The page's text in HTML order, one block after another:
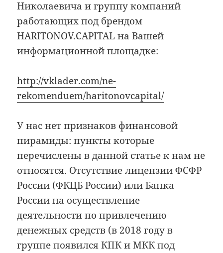
Николаевича и группу компаний
работающих под брендом
HARITONOV.CAPITAL на Вашей
информационной площадке:
http://vklader.com/ne-
rekomenduem/haritonovcapital/
У нас нет признаков финансовой
пирамиды: пункты которые
перечислены в данной статье к нам не
относятся. Отсутствие лицензии ФСФР
России (ФКЦБ России) или Банка
России на осуществление
деятельности по привлечению
денежных средств (в 2018 году в
группе появился КПК и МКК под